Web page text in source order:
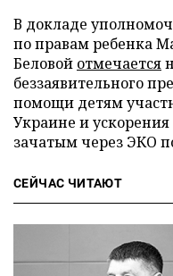
В докладе
по правам ребенка
Беловой отмечается
беззаявительного
помощи детям
Украине и
зачатым через ЭКО
СЕЙЧАС ЧИТАЮТ